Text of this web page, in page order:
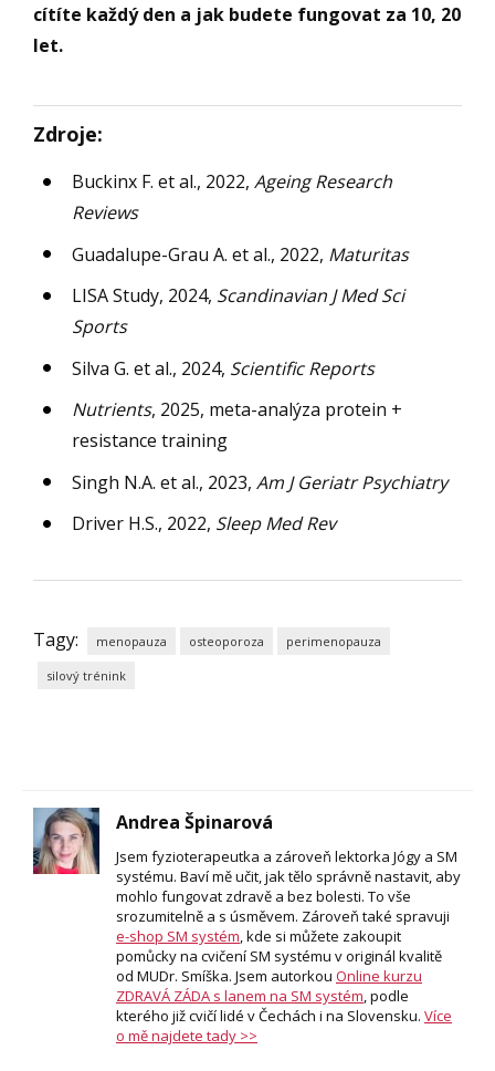
cítíte každý den a jak budete fungovat za 10, 20
let.
Zdroje:
Buckinx F. et al., 2022, Ageing Research
Reviews
Guadalupe-Grau A. et al., 2022, Maturitas
LISA Study, 2024, Scandinavian J Med Sci
Sports
Silva G. et al., 2024, Scientific Reports
Nutrients, 2025, meta-analýza protein +
resistance training
Singh N.A. et al., 2023, Am J Geriatr Psychiatry
Driver H.S., 2022, Sleep Med Rev
Tagy: menopauza osteoporoza perimenopauza
silový trénink
Andrea Špinarová
Jsem fyzioterapeutka a zároveň lektorka Jógy a SM
systému. Baví mě učit, jak tělo správně nastavit, aby
mohlo fungovat zdravě a bez bolesti. To vše
srozumitelně a s úsměvem. Zároveň také spravuji
e-shop SM systém, kde si můžete zakoupit
pomůcky na cvičení SM systému v originál kvalitě
od MUDr. Smíška. Jsem autorkou Online kurzu
ZDRAVÁ ZÁDA s lanem na SM systém, podle
kterého již cvičí lidé v Čechách i na Slovensku. Více
o mě najdete tady >>